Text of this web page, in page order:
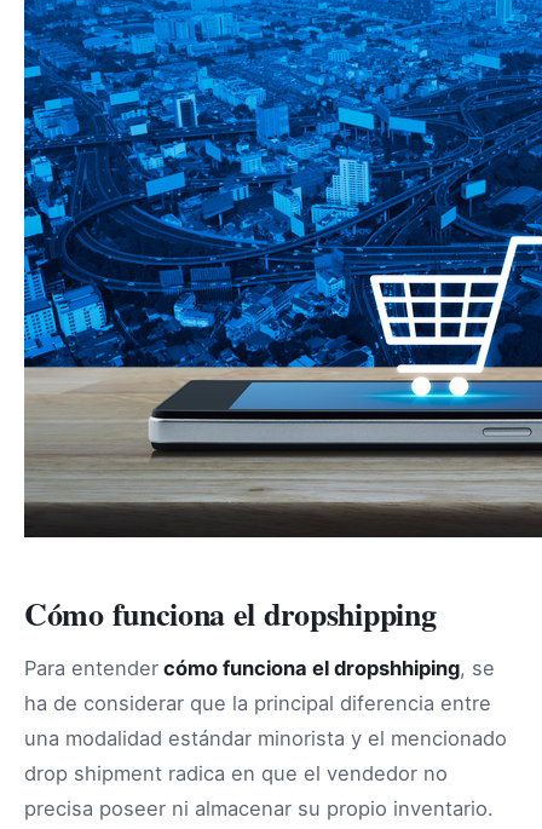
Cómo funciona el dropshipping
Para entender cómo funciona el dropshhiping, se
ha de considerar que la principal diferencia entre
una modalidad estándar minorista y el mencionado
drop shipment radica en que el vendedor no
precisa poseer ni almacenar su propio inventario.